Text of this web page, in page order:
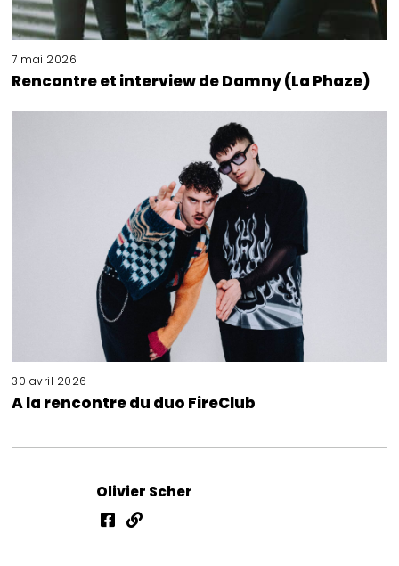
7 mai 2026
Rencontre et interview de Damny (La Phaze)
30 avril 2026
A la rencontre du duo FireClub
Olivier Scher